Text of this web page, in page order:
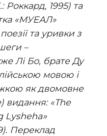
Роккард, 1995) та
«МУЕАЛ»
та уривки з
–
Лі Бо, брате Ду
мовою і
як двомовне
видання: «The
Lysheha»
Переклад